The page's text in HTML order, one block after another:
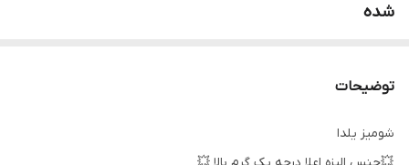
شده
توضیحات
شومیز یلدا